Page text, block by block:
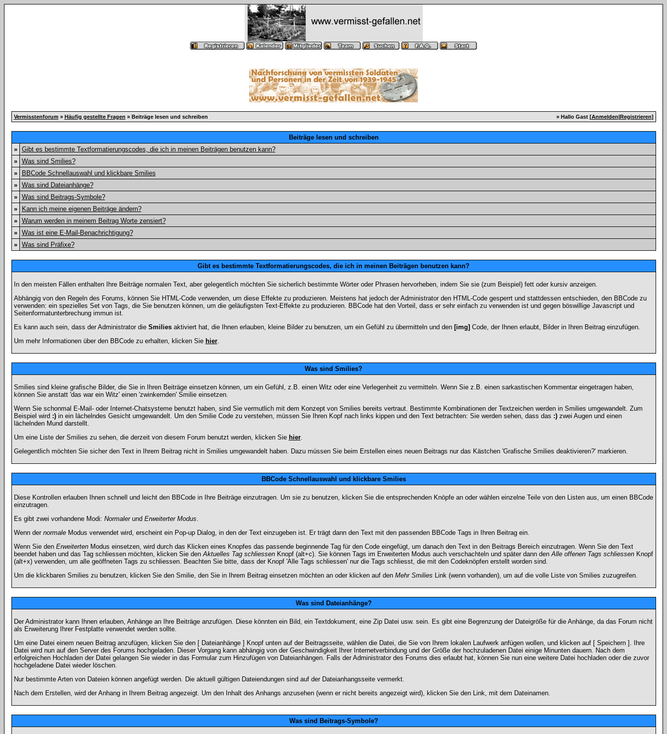
Vermisstenforum » Häufig gestellte Fragen » Beiträge lesen und schreiben » Hallo Gast [Anmelden|Registrieren]
Beiträge lesen und schreiben
»
Gibt es bestimmte Textformatierungscodes, die ich in meinen Beiträgen benutzen kann?
»
Was sind Smilies?
»
BBCode Schnellauswahl und klickbare Smilies
»
Was sind Dateianhänge?
»
Was sind Beitrags-Symbole?
»
Kann ich meine eigenen Beiträge ändern?
»
Warum werden in meinem Beitrag Worte zensiert?
»
Was ist eine E-Mail-Benachrichtigung?
»
Was sind Präfixe?
Gibt es bestimmte Textformatierungscodes, die ich in meinen Beiträgen benutzen kann?
In den meisten Fällen enthalten Ihre Beiträge normalen Text, aber gelegentlich möchten Sie sicherlich bestimmte Wörter oder Phrasen hervorheben, indem Sie sie (zum Beispiel) fett oder kursiv anzeigen.
Abhängig von den Regeln des Forums, können Sie HTML-Code verwenden, um diese Effekte zu produzieren. Meistens hat jedoch der Administrator den HTML-Code gesperrt und stattdessen entschieden, den BBCode zu
verwenden: ein spezielles Set von Tags, die Sie benutzen können, um die geläufigsten Text-Effekte zu produzieren. BBCode hat den Vorteil, dass er sehr einfach zu verwenden ist und gegen böswillige Javascript und
Seitenformatunterbrechung immun ist.
Es kann auch sein, dass der Administrator die Smiliesaktiviert hat, die Ihnen erlauben, kleine Bilder zu benutzen, um ein Gefühl zu übermitteln und den [img] Code, der Ihnen erlaubt, Bilder in Ihren Beitrag einzufügen.
Um mehr Informationen über den BBCode zu erhalten, klicken Sie hier.
Was sind Smilies?
Smilies sind kleine grafische Bilder, die Sie in Ihren Beiträge einsetzen können, um ein Gefühl, z.B. einen Witz oder eine Verlegenheit zu vermitteln. Wenn Sie z.B. einen sarkastischen Kommentar eingetragen haben,
können Sie anstatt 'das war ein Witz' einen 'zwinkernden' Smilie einsetzen.
Wenn Sie schonmal E-Mail- oder Internet-Chatsysteme benutzt haben, sind Sie vermutlich mit dem Konzept von Smilies bereits vertraut. Bestimmte Kombinationen der Textzeichen werden in Smilies umgewandelt. Zum
Beispiel wird :)in ein lächelndes Gesicht umgewandelt. Um den Smilie Code zu verstehen, müssen Sie Ihren Kopf nach links kippen und den Text betrachten: Sie werden sehen, dass das :)zwei Augen und einen
lächelnden Mund darstellt.
Um eine Liste der Smilies zu sehen, die derzeit von diesem Forum benutzt werden, klicken Sie hier.
Gelegentlich möchten Sie sicher den Text in Ihrem Beitrag nicht in Smilies umgewandelt haben. Dazu müssen Sie beim Erstellen eines neuen Beitrags nur das Kästchen 'Grafische Smilies deaktivieren?' markieren.
BBCode Schnellauswahl und klickbare Smilies
Diese Kontrollen erlauben Ihnen schnell und leicht den BBCode in Ihre Beiträge einzutragen. Um sie zu benutzen, klicken Sie die entsprechenden Knöpfe an oder wählen einzelne Teile von den Listen aus, um einen BBCode
einzutragen.
Es gibt zwei vorhandene Modi: Normalerund Erweiterter Modus.
Wenn der normaleModus verwendet wird, erscheint ein Pop-up Dialog, in den der Text einzugeben ist. Er trägt dann den Text mit den passenden BBCode Tags in Ihren Beitrag ein.
Wenn Sie den ErweitertenModus einsetzen, wird durch das Klicken eines Knopfes das passende beginnende Tag für den Code eingefügt, um danach den Text in den Beitrags Bereich einzutragen. Wenn Sie den Text
beendet haben und das Tag schliessen möchten, klicken Sie denAktuelles Tag schliessenKnopf (alt+c). Sie können Tags im Erweiterten Modus auch verschachteln und später dann denAlle offenen Tags schliessenKnopf
(alt+x) verwenden, um alle geöffneten Tags zu schliessen. Beachten Sie bitte, dass der Knopf 'Alle Tags schliessen' nur die Tags schliesst, die mit den Codeknöpfen erstellt worden sind.
Um die klickbaren Smilies zu benutzen, klicken Sie den Smilie, den Sie in Ihrem Beitrag einsetzen möchten an oder klicken auf den Mehr Smilies Link (wenn vorhanden), um auf die volle Liste von Smilies zuzugreifen.
Was sind Dateianhänge?
Der Administrator kann Ihnen erlauben, Anhänge an Ihre Beiträge anzufügen. Diese könnten ein Bild, ein Textdokument, eine Zip Datei usw. sein. Es gibt eine Begrenzung der Dateigröße für die Anhänge, da das Forum nicht
als Erweiterung Ihrer Festplatte verwendet werden sollte.
Um eine Datei einem neuen Beitrag anzufügen, klicken Sie den [ Dateianhänge ] Knopf unten auf der Beitragsseite, wählen die Datei, die Sie von Ihrem lokalen Laufwerk anfügen wollen, und klicken auf [ Speichern ]. Ihre
Datei wird nun auf den Server des Forums hochgeladen. Dieser Vorgang kann abhängig von der Geschwindigkeit Ihrer Internetverbindung und der Größe der hochzuladenen Datei einige Minunten dauern. Nach dem
erfolgreichen Hochladen der Datei gelangen Sie wieder in das Formular zum Hinzufügen von Dateianhängen. Falls der Administrator des Forums dies erlaubt hat, können Sie nun eine weitere Datei hochladen oder die zuvor
hochgeladene Datei wieder löschen.
Nur bestimmte Arten von Dateien können angefügt werden. Die aktuell gültigen Dateiendungen sind auf der Dateianhangsseite vermerkt.
Nach dem Erstellen, wird der Anhang in Ihrem Beitrag angezeigt. Um den Inhalt des Anhangs anzusehen (wenn er nicht bereits angezeigt wird), klicken Sie den Link, mit dem Dateinamen.
Was sind Beitrags-Symbole?